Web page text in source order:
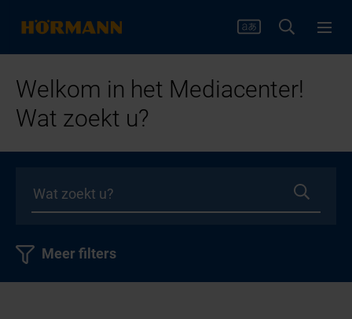
Welkom in het Mediacenter!
Wat zoekt u?
Meer filters